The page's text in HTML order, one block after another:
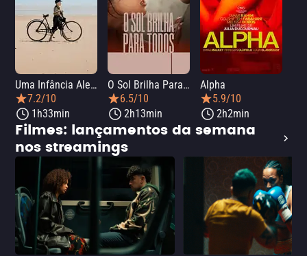
Uma Infância Alemã
7.2/10
1h33min
O Sol Brilha Para Todos
6.5/10
2h13min
Alpha
5.9/10
2h2min
Filmes: lançamentos da semana
nos streamings